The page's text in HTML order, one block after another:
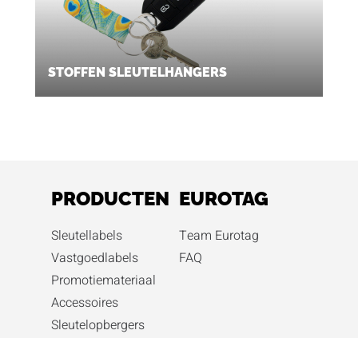
STOFFEN SLEUTELHANGERS
PRODUCTEN
Sleutellabels
Vastgoedlabels
Promotiemateriaal
Accessoires
Sleutelopbergers
EUROTAG
Team Eurotag
FAQ